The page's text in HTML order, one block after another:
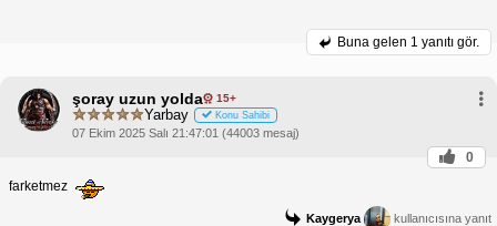
Buna gelen 1 yanıtı gör.
şoray uzun yolda 15+
Yarbay Konu Sahibi
07 Ekim 2025 Salı 21:47:01 (44003 mesaj)
0
farketmez
Kaygerya kullanıcısına yanıt